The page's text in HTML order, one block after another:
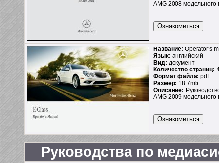
AMG 2008 модельного
Название: Operator's
Язык: английский
Вид: документ
Количество страниц:
Формат файла: pdf
Размер: 18.7mb
Описание:
AMG 2009 модельного
Руководства по